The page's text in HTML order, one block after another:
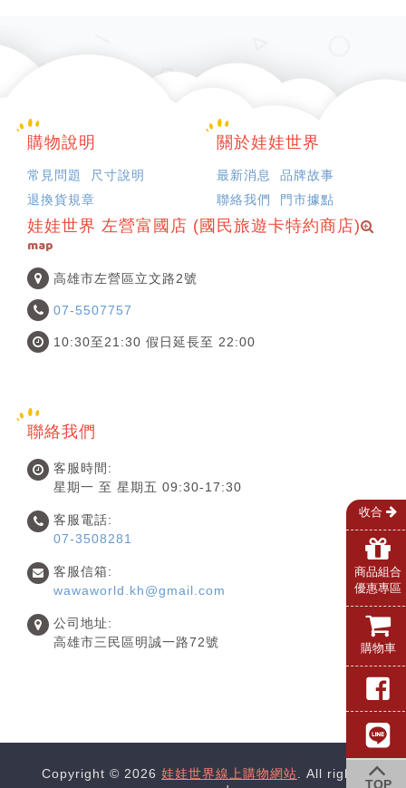
購物說明
常見問題
尺寸說明
退換貨規章
關於娃娃世界
最新消息
品牌故事
聯絡我們
門市據點
娃娃世界 左營富國店 (國民旅遊卡特約商店)
map
高雄市左營區立文路2號
07-5507757
10:30至21:30 假日延長至 22:00
聯絡我們
客服時間:
星期一 至 星期五 09:30-17:30
客服電話:
07-3508281
客服信箱:
wawaworld.kh@gmail.com
公司地址:
高雄市三民區明誠一路72號
Copyright © 2026 娃娃世界線上購物網站. All rights
收合
商品組合
優惠專區
購物車
TOP